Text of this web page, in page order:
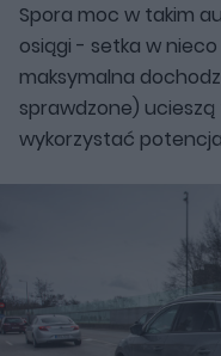
Spora moc w takim
osiągi - setka w
maksymalna
sprawdzone)
wykorzystać